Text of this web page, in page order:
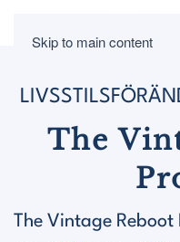
Skip to main content
The
The Vintage